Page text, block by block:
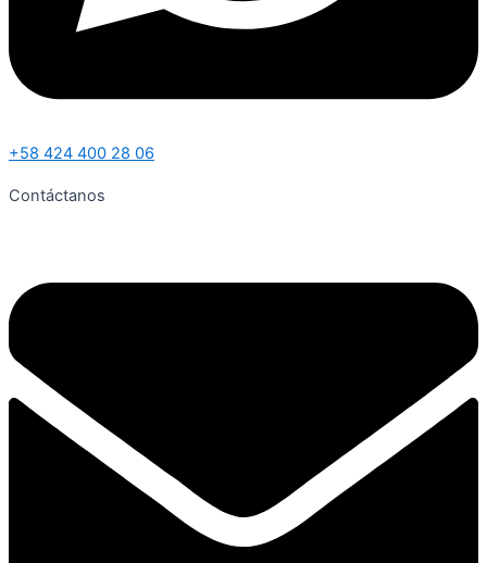
+58 424 400 28 06
Contáctanos